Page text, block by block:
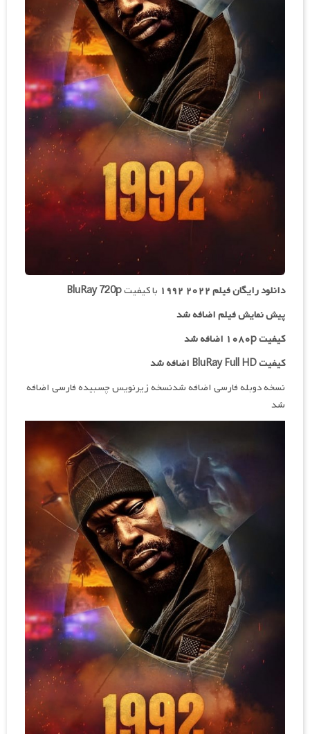
دانلود رایگان فیلم۲۰۲۲ ۱۹۹۲ با کیفیتBluRay 720p
پیش نمایش فیلم اضافه شد
کیفیت ۱۰۸۰p اضافه شد
کیفیت BluRay Full HD اضافه شد
نسخه دوبله فارسی اضافه شدنسخه زیرنویس چسبیده فارسی اضافه
شد